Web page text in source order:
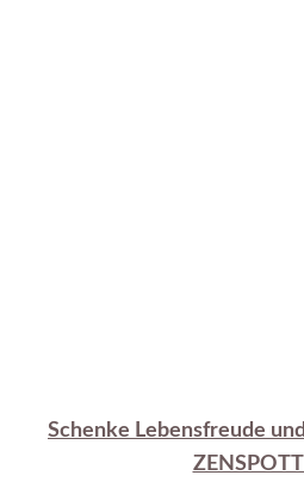
Schenke Lebensfreude